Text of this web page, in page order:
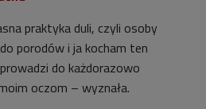
praktyka duli, czyli osoby
porodów i ja kocham ten
do każdorazowo
oczom – wyznała.